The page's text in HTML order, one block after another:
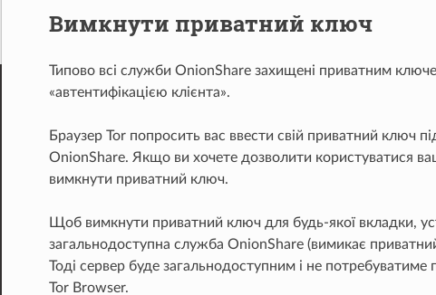
Вимкнути приватний ключ
Типово всі служби OnionShare захищені приватним
«автентифікацією клієнта».
Браузер Tor попросить вас ввести свій приватний ключ
OnionShare. Якщо ви хочете дозволити користуватися
вимкнути приватний ключ.
Щоб вимкнути приватний ключ для будь-якої вкладки,
загальнодоступна служба OnionShare (вимикає
Тоді сервер буде загальнодоступним і не
Tor Browser.